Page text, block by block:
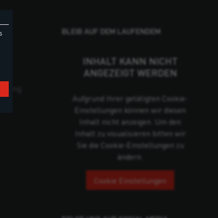
BLEIB AUF DEM LAUFENDEM
INHALT KANN NICHT
ANGEZEIGT WERDEN
Aufgrund Ihrer getätigten Cookie-
Einstellungen können wir diesen
Inhalt nicht anzeigen. Um den
Inhalt zu visualisieren bitten wir
Sie die Cookie-Einstellungen zu
ändern.
Cookie Einstellungen